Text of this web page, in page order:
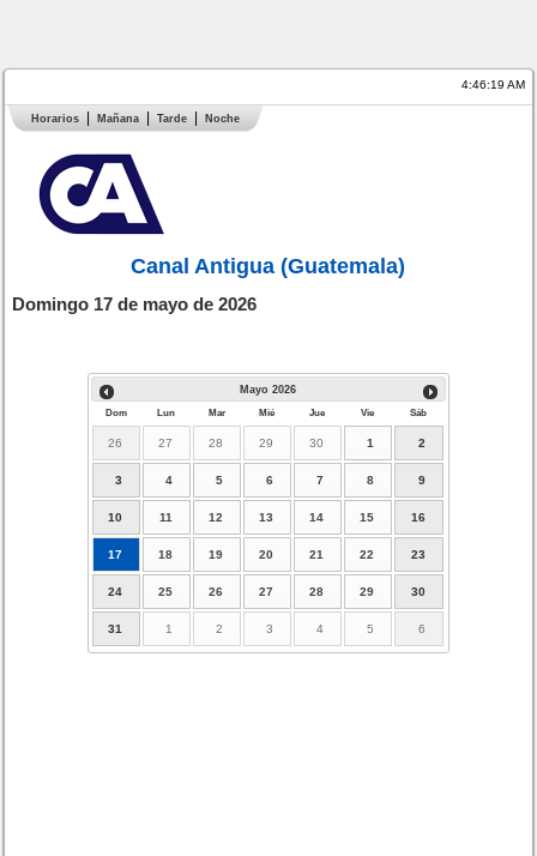
4:46:19 AM
Horarios Mañana Tarde Noche
Canal Antigua (Guatemala)
Domingo 17 de mayo de 2026
Mayo 2026
Dom Lun Mar Mié Jue Vie Sáb
26 27 28 29 30 1 2
3 4 5 6 7 8 9
10 11 12 13 14 15 16
17 18 19 20 21 22 23
24 25 26 27 28 29 30
31 1 2 3 4 5 6